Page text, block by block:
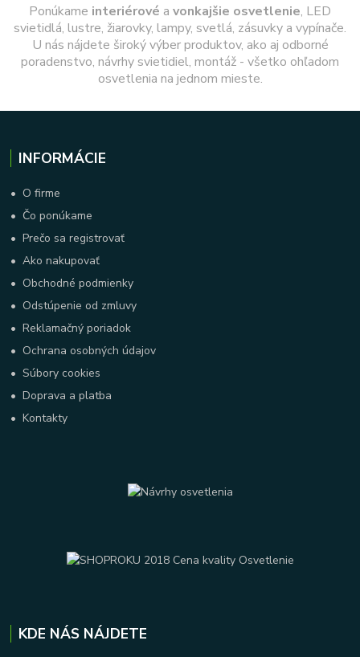
Ponúkame interiérové a vonkajšie osvetlenie, LED
svietidlá, lustre, žiarovky, lampy, svetlá, zásuvky a vypínače.
U nás nájdete široký výber produktov, ako aj odborné
poradenstvo, návrhy svietidiel, montáž - všetko ohľadom
osvetlenia na jednom mieste.
INFORMÁCIE
• O firme
• Čo ponúkame
•Prečo sa registrovať
•Ako nakupovať
• Obchodné podmienky
• Odstúpenie od zmluvy
•Reklamačný poriadok
• Ochrana osobných údajov
•Súbory cookies
•Doprava a platba
•Kontakty
KDE NÁS NÁJDETE